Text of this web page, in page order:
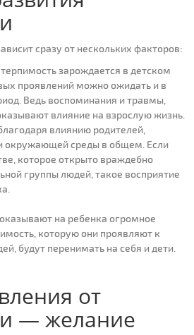
сразу от нескольких факторов:
зарождается в детском
проявлений можно ожидать и в
Ведь воспоминания и травмы,
влияние на взрослую жизнь.
влиянию родителей,
окружающей среды в общем. Если
которое открыто враждебно
группы людей, такое восприятие
на ребенка огромное
которую они проявляют к
будут перенимать на себя и дети.
от
— желание